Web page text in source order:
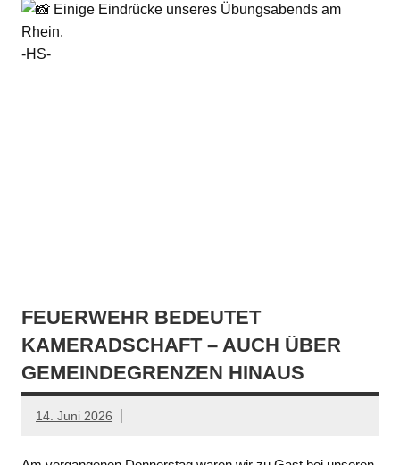
Einige Eindrücke unseres Übungsabends am
Rhein.
-HS-
FEUERWEHR BEDEUTET
KAMERADSCHAFT – AUCH ÜBER
GEMEINDEGRENZEN HINAUS
14. Juni 2026